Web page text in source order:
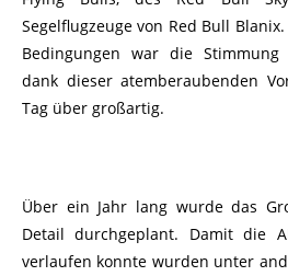
Segelflugzeuge von Red Bull
Bedingungen war die
dank dieser atemberaubenden
Tag über großartig.
Über ein Jahr lang wurde das
Detail durchgeplant. Damit die
verlaufen konnte wurden unter